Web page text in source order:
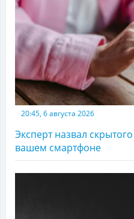
20:45, 6 августа 2026
Эксперт назвал
вашем смартфоне